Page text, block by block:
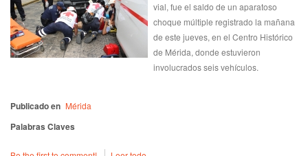
vial, fue el saldo de un aparatoso
choque múltiple registrado la mañana
de este jueves, en el Centro Histórico
de Mérida, donde estuvieron
involucrados seis vehículos.
Publicado en Mérida
Palabras Claves